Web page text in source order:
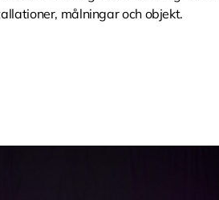
målningar och objekt.